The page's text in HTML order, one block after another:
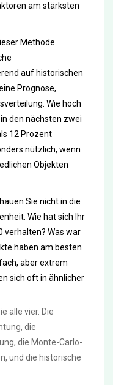
am stärksten
Methode
auf historischen
Prognose,
Wie hoch
den nächsten zwei
12 Prozent
nützlich, wenn
Objekten
Sie nicht in die
Wie hat sich Ihr
verhalten? Was war
haben am besten
aber extrem
sich oft in ähnlicher
alle vier. Die
die
die Monte-Carlo-
und die historische